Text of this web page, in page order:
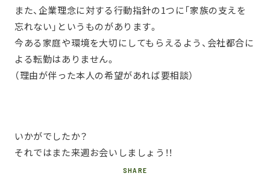
また、企業理念に対する行動指針の1つに「家族の支えを
忘れない」というものがあります。
今ある家庭や環境を大切にしてもらえるよう、会社都合に
よる転勤はありません。
（理由が伴った本人の希望があれば要相談）
いかがでしたか？
それではまた来週お会いしましょう！！
SHARE